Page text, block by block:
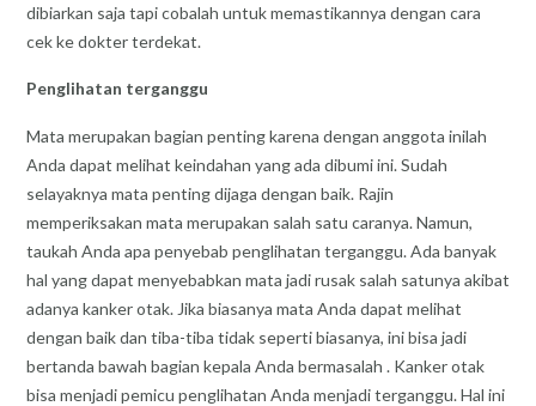
dibiarkan saja tapi cobalah untuk memastikannya dengan cara
cek ke dokter terdekat.
Penglihatan terganggu
Mata merupakan bagian penting karena dengan anggota inilah
Anda dapat melihat keindahan yang ada dibumi ini. Sudah
selayaknya mata penting dijaga dengan baik. Rajin
memperiksakan mata merupakan salah satu caranya. Namun,
taukah Anda apa penyebab penglihatan terganggu. Ada banyak
hal yang dapat menyebabkan mata jadi rusak salah satunya akibat
adanya kanker otak. Jika biasanya mata Anda dapat melihat
dengan baik dan tiba-tiba tidak seperti biasanya, ini bisa jadi
bertanda bawah bagian kepala Anda bermasalah . Kanker otak
bisa menjadi pemicu penglihatan Anda menjadi terganggu. Hal ini